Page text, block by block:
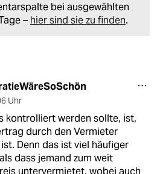
bei ausgewählten
– hier sind sie zu finden.
Uhr
kontrolliert werden sollte, ist,
durch den Vermieter
Denn das ist viel häufiger
dass jemand zum weit
untervermietet, wobei auch